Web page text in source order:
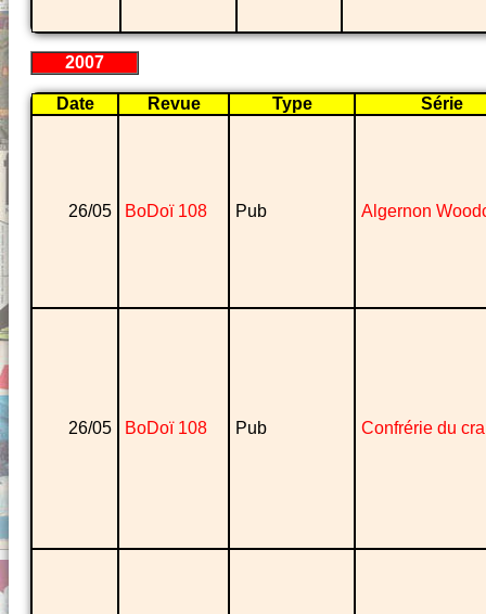
2007
Date Revue Type Série
26/05 BoDoï 108 Pub Algernon
26/05 BoDoï 108 Pub Confrérie du